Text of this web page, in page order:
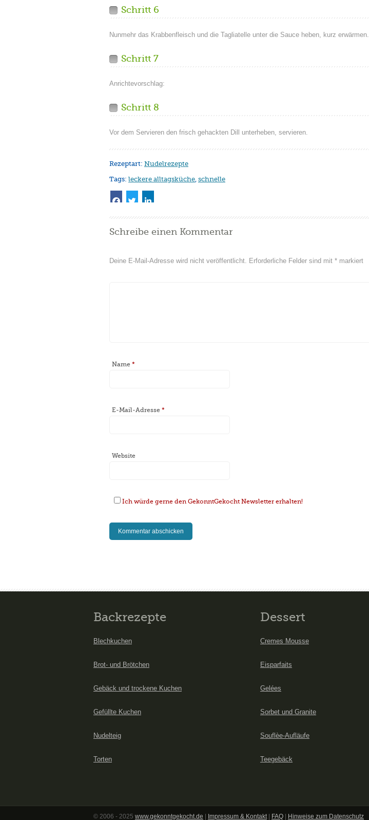
Schritt 6
Nunmehr das Krabbenfleisch und die Tagliatelle unter die Sauce heben, kurz erwärmen.
Schritt 7
Anrichtevorschlag:
Schritt 8
Vor dem Servieren den frisch gehackten Dill unterheben, servieren.
Rezeptart: Nudelrezepte
Tags: leckere alltagsküche, schnelle
Schreibe einen Kommentar
Deine E-Mail-Adresse wird nicht veröffentlicht. Erforderliche Felder sind mit * markiert
Name *
E-Mail-Adresse *
Website
Ich würde gerne den GekonntGekocht Newsletter erhalten!
Backrezepte
Blechkuchen
Brot- und Brötchen
Gebäck und trockene Kuchen
Gefüllte Kuchen
Nudelteig
Torten
Dessert
Cremes Mousse
Eisparfaits
Gelées
Sorbet und Granite
Souflèe-Aufläufe
Teegebäck
© 2006 - 2025 www.gekonntgekocht.de Impressum & Kontakt| FAQ Hinweise zum Datenschutz